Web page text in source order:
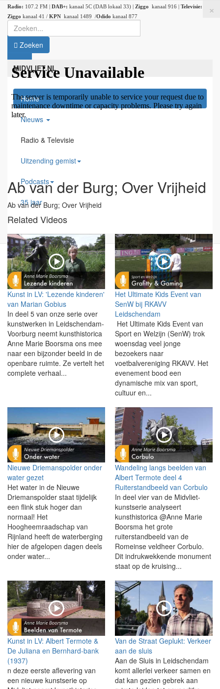
Radio: 107.2 FM | DAB+: kanaal 5C (DAB lokaal 33) | Ziggo kanaal 916 | Televisie:
Ziggo kanaal 41 / KPN kanaal 1489 /Odido kanaal 877
MIDVLIET.NL
×
Home
Nieuws
Radio & Televisie
Uitzending gemist
Podcasts
35 jaar
Zoeken
Ab van der Burg; Over Vrijheid
Ab van der Burg; Over Vrijheid
Related Videos
Kunst in LV: 'Lezende kinderen'
van Marian Gobius
In deel 5 van onze serie over
kunstwerken in Leidschendam-
Voorburg neemt kunsthistorica
Anne Marie Boorsma ons mee
naar een bijzonder beeld in de
openbare ruimte. Ze vertelt het
complete verhaal...
Het Ultimate Kids Event van
SenW bij RKAVV
Leidschendam
Het Ultimate Kids Event van
Sport en Welzijn (SenW) trok
woensdag veel jonge
bezoekers naar
voetbalvereniging RKAVV. Het
evenement bood een
dynamische mix van sport,
cultuur en...
Nieuwe Driemanspolder onder
water gezet
Het water in de Nieuwe
Driemanspolder staat tijdelijk
een flink stuk hoger dan
normaal! Het
Hoogheemraadschap van
Rijnland heeft de waterberging
hier de afgelopen dagen deels
onder water...
Wandeling langs beelden van
Albert Termote deel 4
Ruiterstandbeeld van Corbulo
In deel vier van de Midvliet-
kunstserie analyseert
kunsthistorica @Anne Marie
Boorsma het grote
ruiterstandbeeld van de
Romeinse veldheer Corbulo.
Dit indrukwekkende monument
staat op de kruising...
Kunst in LV: Albert Termote &
De Juliana en Bernhard-bank
(1937)
n deze eerste aflevering van
een nieuwe kunstserie op
Van de Straat Geplukt: Verkeer
aan de sluis
Aan de Sluis in Leidschendam
komt allerlei verkeer samen en
dat kan gezien gebrek aan